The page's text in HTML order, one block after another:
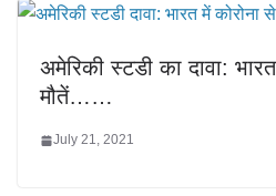
अमेरिकी स्‍टडी का दावा:
मौतें……
July 21, 2021